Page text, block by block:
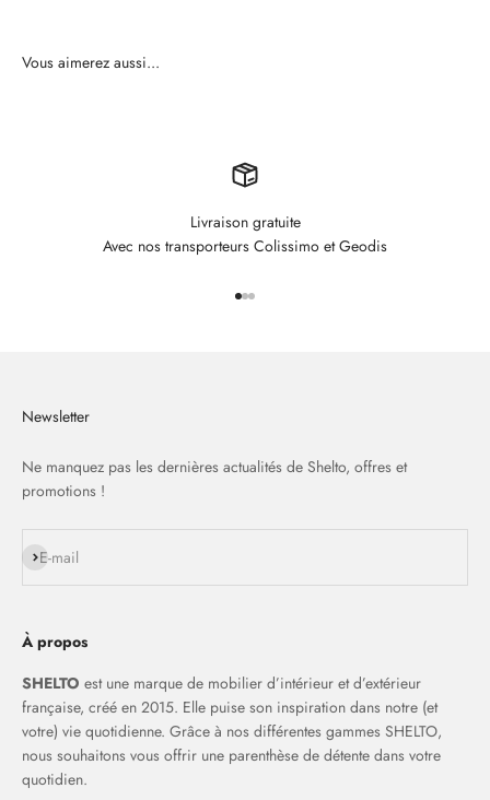
Livraison gratuite
Avec nos transporteurs Colissimo et Geodis
Newsletter
Ne manquez pas les dernières actualités de Shelto, offres et
promotions !
E-mail
S'inscrire
À propos
SHELTO est une marque de mobilier d’intérieur et d’extérieur
française, créé en 2015. Elle puise son inspiration dans notre (et
votre) vie quotidienne. Grâce à nos différentes gammes SHELTO,
nous souhaitons vous offrir une parenthèse de détente dans votre
quotidien.